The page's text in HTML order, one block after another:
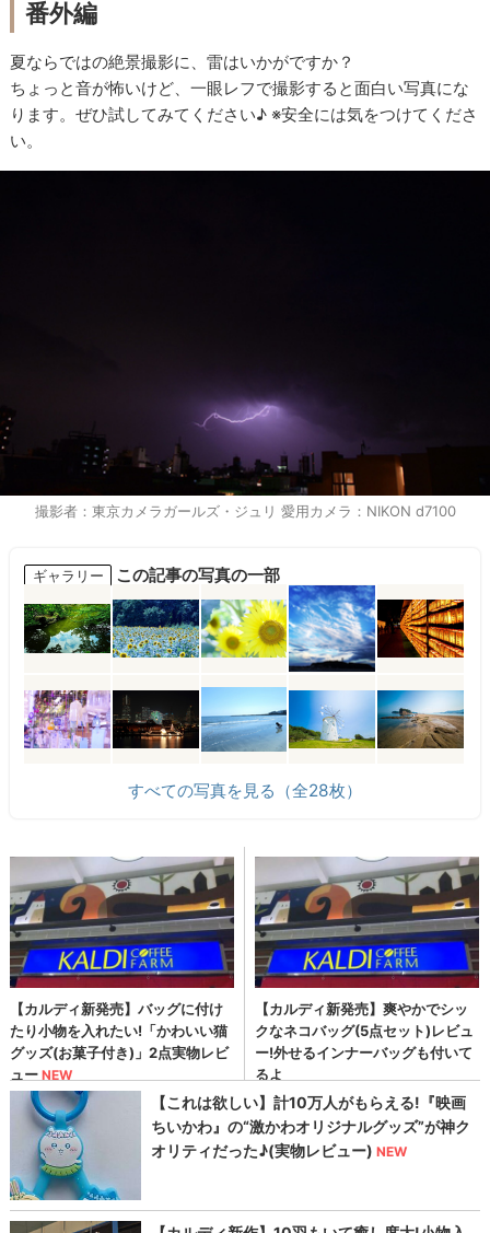
番外編
夏ならではの絶景撮影に、雷はいかがですか？
ちょっと音が怖いけど、一眼レフで撮影すると面白い写真にな
ります。ぜひ試してみてください♪ ※安全には気をつけてくださ
い。
撮影者：東京カメラガールズ・ジュリ 愛用カメラ：NIKON d7100
ギャラリー この記事の写真の一部
すべての写真を見る（全28枚）